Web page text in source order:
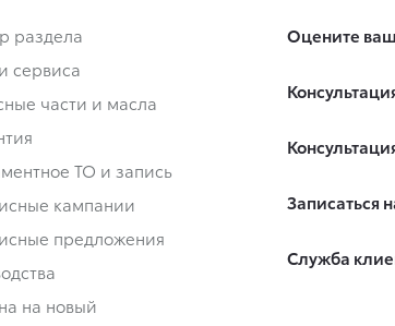
раздела
сервиса
части и масла
ТО и запись
кампании
предложения
на новый
Оцените
Записаться
Служба